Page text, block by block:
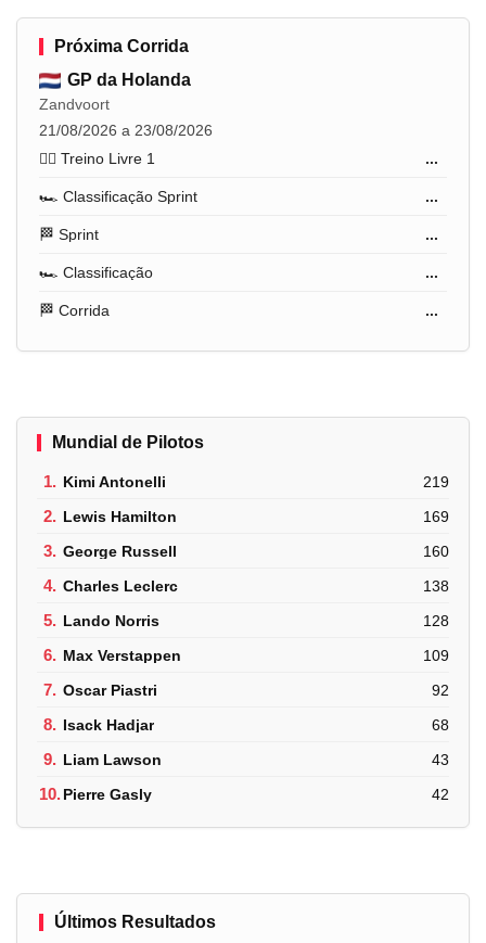
Próxima Corrida
GP da Holanda
Zandvoort
21/08/2026 a 23/08/2026
🏋️‍♂️ Treino Livre 1
...
🏎️ Classificação Sprint ...
🏁 Sprint ...
🏎️ Classificação ...
🏁 Corrida ...
Mundial de Pilotos
1. Kimi Antonelli 219
2. Lewis Hamilton 169
3. George Russell 160
4. Charles Leclerc 138
5. Lando Norris 128
6. Max Verstappen 109
7. Oscar Piastri 92
8. Isack Hadjar 68
9. Liam Lawson 43
10.Pierre Gasly 42
Últimos Resultados